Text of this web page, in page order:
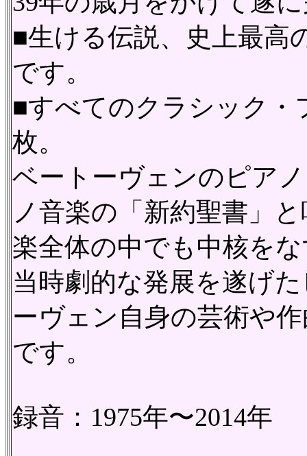
■生ける伝説、史上最高
です。
■すべてのクラシック・
枚。
ベートーヴェンのピア
ノ音楽の「新約聖書」
楽全体の中でも中核を
当時劇的な発展を遂げ
ーヴェン自身の芸術や
です。
録音：1975年〜2014年